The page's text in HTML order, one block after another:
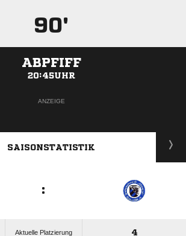
90'
ABPFIFF
20:45UHR
ANZEIGE
SAISONSTATISTIK
:
Aktuelle Platzierung 4